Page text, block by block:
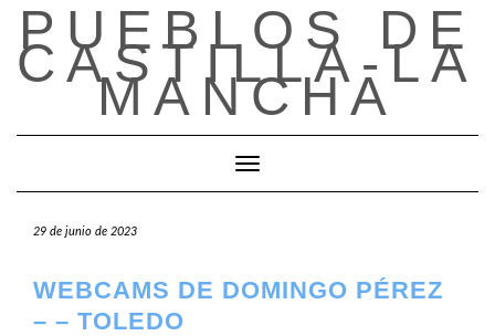
Saltar
contenido
PUEBLOS DE
CASTILLA-LA
MANCHA
Cambiar modo de navegación
29 de junio de 2023
WEBCAMS DE DOMINGO PÉREZ
– – TOLEDO